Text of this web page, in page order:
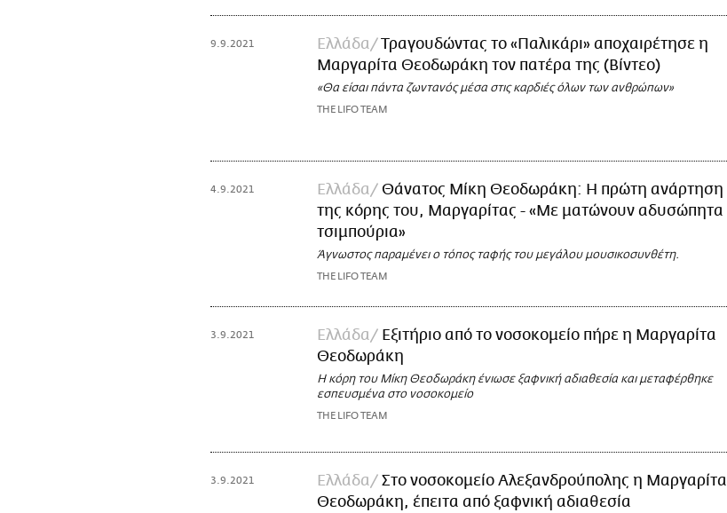
9.9.2021 Ελλάδα
Τραγουδώντας το «Παλικάρι» αποχαιρέτησε η
Μαργαρίτα Θεοδωράκη τον πατέρα της (Βίντεο)
«Θα είσαι πάντα ζωντανός μέσα στις καρδιές όλων των ανθρώπων»
THE LIFO TEAM
4.9.2021 Ελλάδα
Θάνατος Μίκη Θεοδωράκη: Η πρώτη ανάρτηση
της κόρης του, Μαργαρίτας - «Με ματώνουν αδυσώπητα
τσιμπούρια»
Άγνωστος παραμένει ο τόπος ταφής του μεγάλου μουσικοσυνθέτη.
THE LIFO TEAM
3.9.2021 Ελλάδα
Εξιτήριο από το νοσοκομείο πήρε η Μαργαρίτα
Θεοδωράκη
Η κόρη του Μίκη Θεοδωράκη ένιωσε ξαφνική αδιαθεσία και μεταφέρθηκε
εσπευσμένα στο νοσοκομείο
THE LIFO TEAM
3.9.2021 Ελλάδα
Στο νοσοκομείο Αλεξανδρούπολης η Μαργαρίτα
Θεοδωράκη, έπειτα από ξαφνική αδιαθεσία